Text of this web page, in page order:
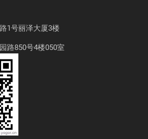
1号丽泽大厦3楼
路850号4楼050室